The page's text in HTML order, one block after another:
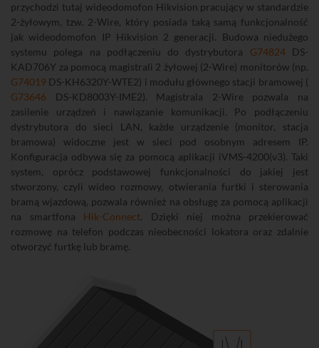
przychodzi tutaj wideodomofon Hikvision pracujący w standardzie
2-żyłowym, tzw. 2-Wire, który posiada taką samą funkcjonalność
jak wideodomofon IP Hikvision 2 generacji. Budowa niedużego
systemu polega na podłączeniu do dystrybutora G74824DS-
KAD706Y za pomocą magistrali 2 żyłowej (2-Wire) monitorów (np.
G74019 DS-KH6320Y-WTE2) i modułu głównego stacji bramowej (
G73646 DS-KD8003Y-IME2). Magistrala 2-Wire pozwala na
zasilenie urządzeń i nawiązanie komunikacji. Po podłączeniu
dystrybutora do sieci LAN, każde urządzenie (monitor, stacja
bramowa) widoczne jest w sieci pod osobnym adresem IP.
Konfiguracja odbywa się za pomocą aplikacji iVMS-4200(v3). Taki
system, oprócz podstawowej funkcjonalności do jakiej jest
stworzony, czyli wideo rozmowy, otwierania furtki i sterowania
bramą wjazdową, pozwala również na obsługę za pomocą aplikacji
na smartfona Hik-Connect. Dzięki niej można przekierować
rozmowę na telefon podczas nieobecności lokatora oraz zdalnie
otworzyć furtkę lub bramę.